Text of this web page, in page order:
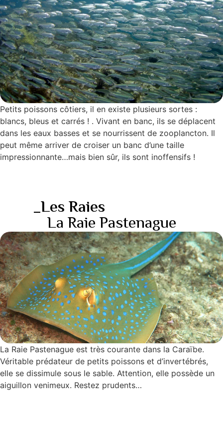
Petits poissons côtiers, il en existe plusieurs sortes :
blancs, bleus et carrés ! . Vivant en banc, ils se déplacent
dans les eaux basses et se nourrissent de zooplancton. Il
peut même arriver de croiser un banc d’une taille
impressionnante…mais bien sûr, ils sont inoffensifs !
_Les Raies
La Raie Pastenague
La Raie Pastenague est très courante dans la Caraïbe.
Véritable prédateur de petits poissons et d’invertébrés,
elle se dissimule sous le sable. Attention, elle possède un
aiguillon venimeux. Restez prudents…